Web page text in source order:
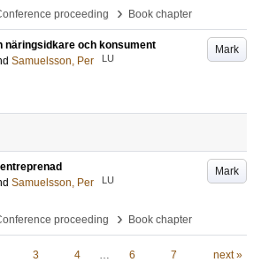
proceeding
› Book chapter
Mark
näringsidkare och konsument
Samuelsson, Per LU
Mark
Samuelsson, Per LU
proceeding
› Book chapter
3 4 … 6 7 next »